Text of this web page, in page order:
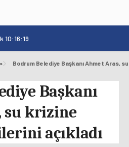
10:16:19
»
Başkanı
su krizine
açıkladı